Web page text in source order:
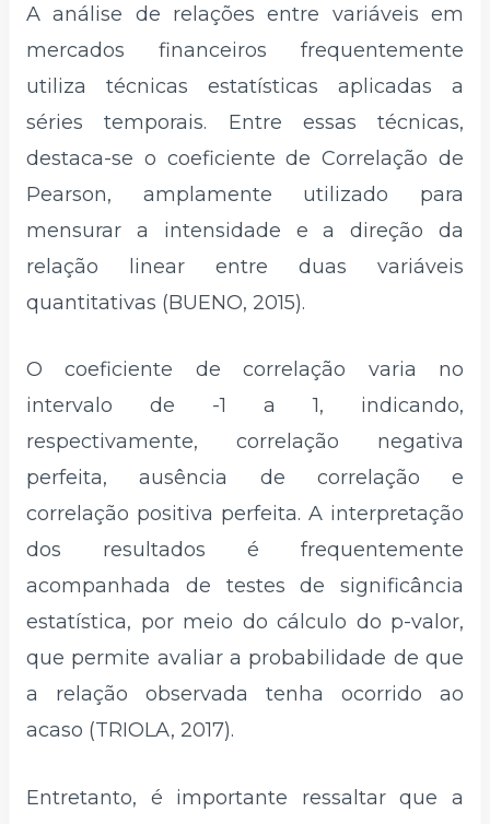
A análise de relações entre variáveis em
mercados financeiros frequentemente
utiliza técnicas estatísticas aplicadas a
séries temporais. Entre essas técnicas,
destaca-se o coeficiente de Correlação de
Pearson, amplamente utilizado para
mensurar a intensidade e a direção da
relação linear entre duas variáveis
quantitativas (BUENO, 2015).
O coeficiente de correlação varia no
intervalo de -1 a 1, indicando,
respectivamente, correlação negativa
perfeita, ausência de correlação e
correlação positiva perfeita. A interpretação
dos resultados é frequentemente
acompanhada de testes de significância
estatística, por meio do cálculo do p-valor,
que permite avaliar a probabilidade de que
a relação observada tenha ocorrido ao
acaso (TRIOLA, 2017).
Entretanto, é importante ressaltar que a